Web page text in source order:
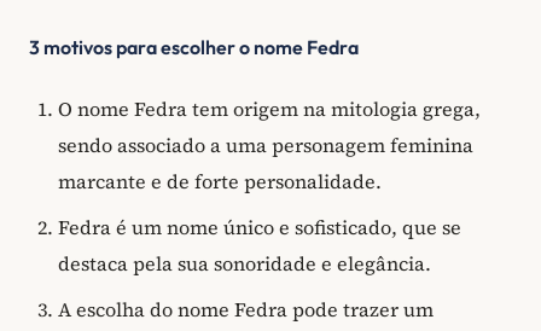
3 motivos para escolher o nome Fedra
O nome Fedra tem origem na mitologia grega,
sendo associado a uma personagem feminina
marcante e de forte personalidade.
Fedra é um nome único e sofisticado, que se
destaca pela sua sonoridade e elegância.
A escolha do nome Fedra pode trazer um